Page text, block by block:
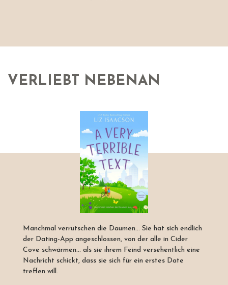
VERLIEBT NEBENAN
Manchmal verrutschen die Daumen... Sie hat sich endlich
der Dating-App angeschlossen, von der alle in Cider
Cove schwärmen... als sie ihrem Feind versehentlich eine
Nachricht schickt, dass sie sich für ein erstes Date
treffen will.